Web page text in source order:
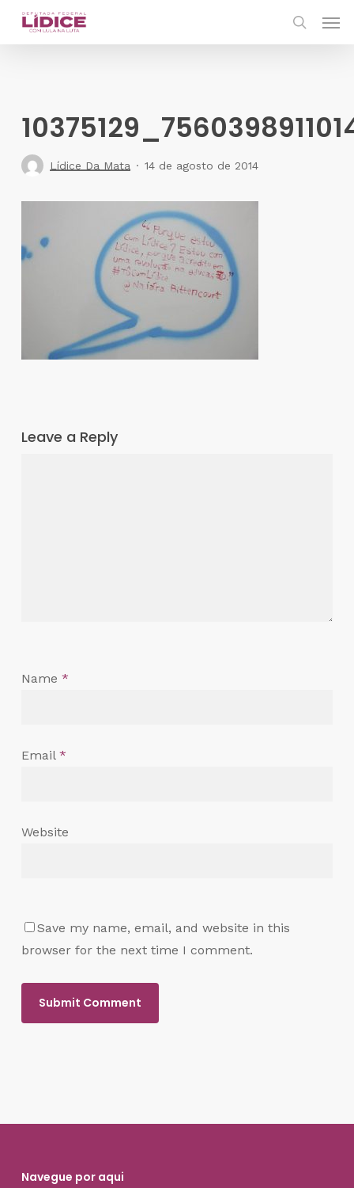
Skip
Lídice Da Mata 14 de agosto de 2014
Leave a Reply
Name *
Email *
Website
Save my name, email, and website in this
browser for the next time I comment.
Navegue por aqui